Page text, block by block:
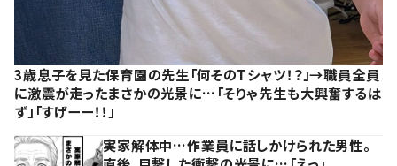
3歳息子を見た保育園の先生「何そのTシャツ！？」→職員全員
に激震が走ったまさかの光景に…「そりゃ先生も大興奮するは
ず」「すげーー！！」
実家解体中…作業員に話しかけられた男性。